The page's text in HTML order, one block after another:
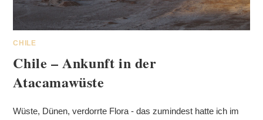
CHILE
Chile – Ankunft in der
Atacamawüste
Wüste, Dünen, verdorrte Flora - das zumindest hatte ich im